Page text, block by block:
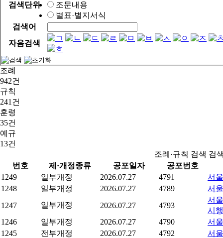
검색단위
조문내용
별표·별지서식
검색어
자음검색
조례
942건
규칙
241건
훈령
35건
예규
13건
조례·규칙 검색 검
번호
제·개정종류 공포일자
공포번호
1249
일부개정 2026.07.27 4791
서
1248
일부개정 2026.07.27 4789
서
1247
일부개정 2026.07.27 4793
서
시
1246
일부개정 2026.07.27 4790
서
1245
전부개정 2026.07.27 4792
서